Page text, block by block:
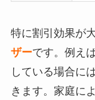
特に割引効果が
ザーです。例え
している場合に
きます。家庭に